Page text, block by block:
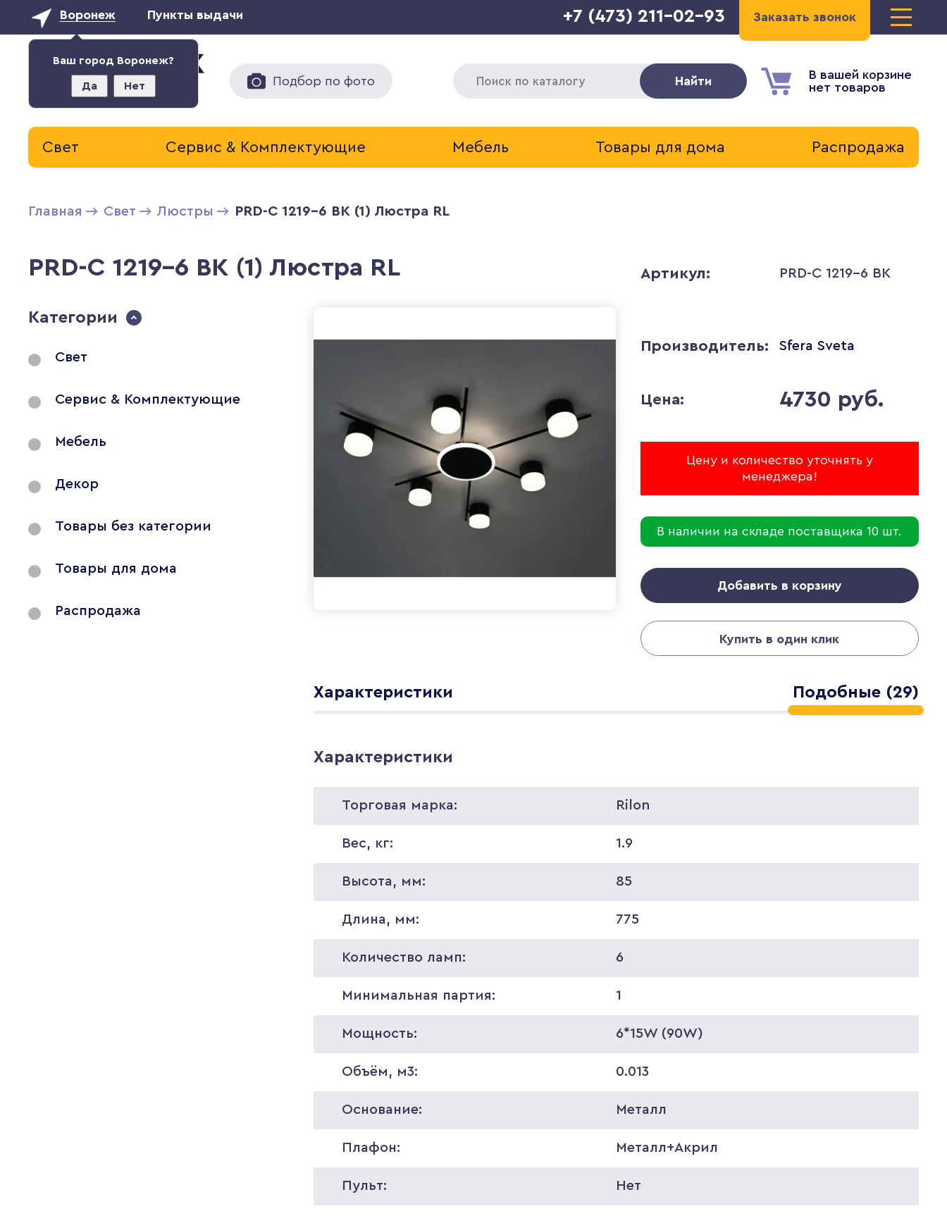
Воронеж
Ваш город Воронеж?
Да Нет
Пункты выдачи Заказать звонок
+7 (473) 211-02-93
Подбор по фото
В вашей корзине
нет товаров
Найти
Свет Сервис & Комплектующие Мебель Товары для дома Распродажа
Главная Свет Люстры PRD-C 1219-6 BK (1) Люстра RL
PRD-C 1219-6 BK (1) Люстра RL
Категории
Свет
Сервис & Комплектующие
Мебель
Декор
Товары без категории
Товары для дома
Распродажа
Артикул: PRD-C 1219-6 BK
Производитель: Sfera Sveta
Цена: 4730 руб.
Цену и количество уточнять у
менеджера!
В наличии на складе поставщика 10 шт.
Добавить в корзину
Купить в один клик
Характеристики Подобные (29)
Характеристики
Торговая марка: Rilon
Вес, кг: 1.9
Высота, мм: 85
Длина, мм: 775
Количество ламп: 6
Минимальная партия: 1
Мощность: 6*15W (90W)
Объём, м3: 0.013
Основание: Металл
Плафон: Металл+Акрил
Пульт: Нет